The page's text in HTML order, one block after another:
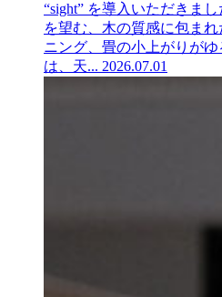
“sight” を導入いただきま
を望む、木の質感に包ま
ニング、畳の小上がりが
は、天... 2026.07.01